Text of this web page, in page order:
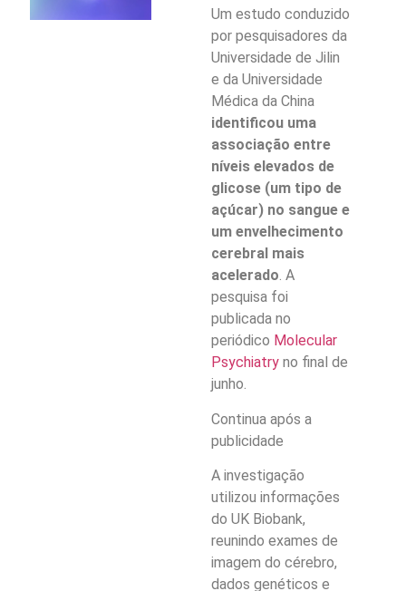
Um estudo conduzido
por pesquisadores da
Universidade de Jilin
e da Universidade
Médica da China
identificou uma
associação entre
níveis elevados de
glicose (um tipo de
açúcar) no sangue e
um envelhecimento
cerebral mais
acelerado. A
pesquisa foi
publicada no
periódico Molecular
Psychiatryno final de
junho.
Continua após a
publicidade
A investigação
utilizou informações
do UK Biobank,
reunindo exames de
imagem do cérebro,
dados genéticos e